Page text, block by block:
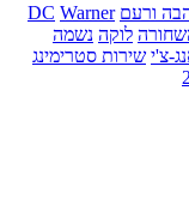
ורעם DC Warner
לוקה נשמה
צ'י שירות סטרימינג